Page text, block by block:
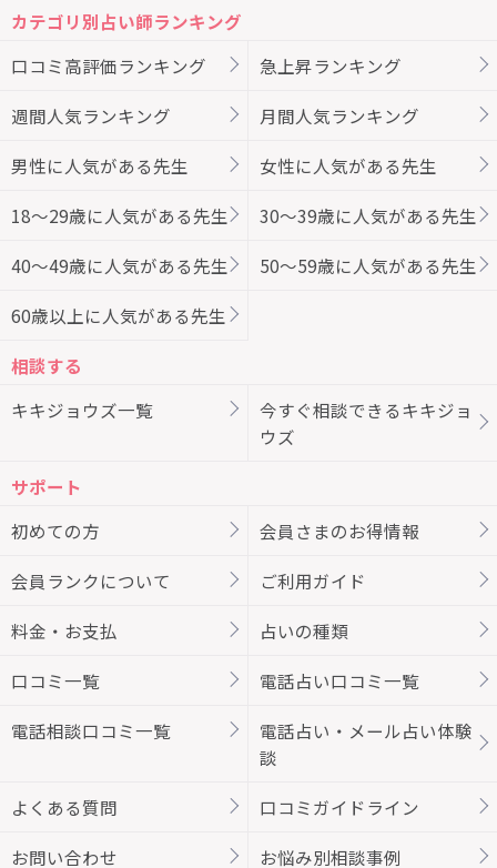
カテゴリ別占い師ランキング
口コミ高評価ランキング
急上昇ランキング
週間人気ランキング 月間人気ランキング
男性に人気がある先生 女性に人気がある先生
18～29歳に人気がある先生 30～39歳に人気がある先生
40～49歳に人気がある先生 50～59歳に人気がある先生
60歳以上に人気がある先生
相談する
キキジョウズ一覧
今すぐ相談できるキキジョ
ウズ
サポート
初めての方
会員さまのお得情報
会員ランクについて ご利用ガイド
料金・お支払 占いの種類
口コミ一覧 電話占い口コミ一覧
電話相談口コミ一覧
電話占い・メール占い体験
談
よくある質問 口コミガイドライン
お問い合わせ お悩み別相談事例